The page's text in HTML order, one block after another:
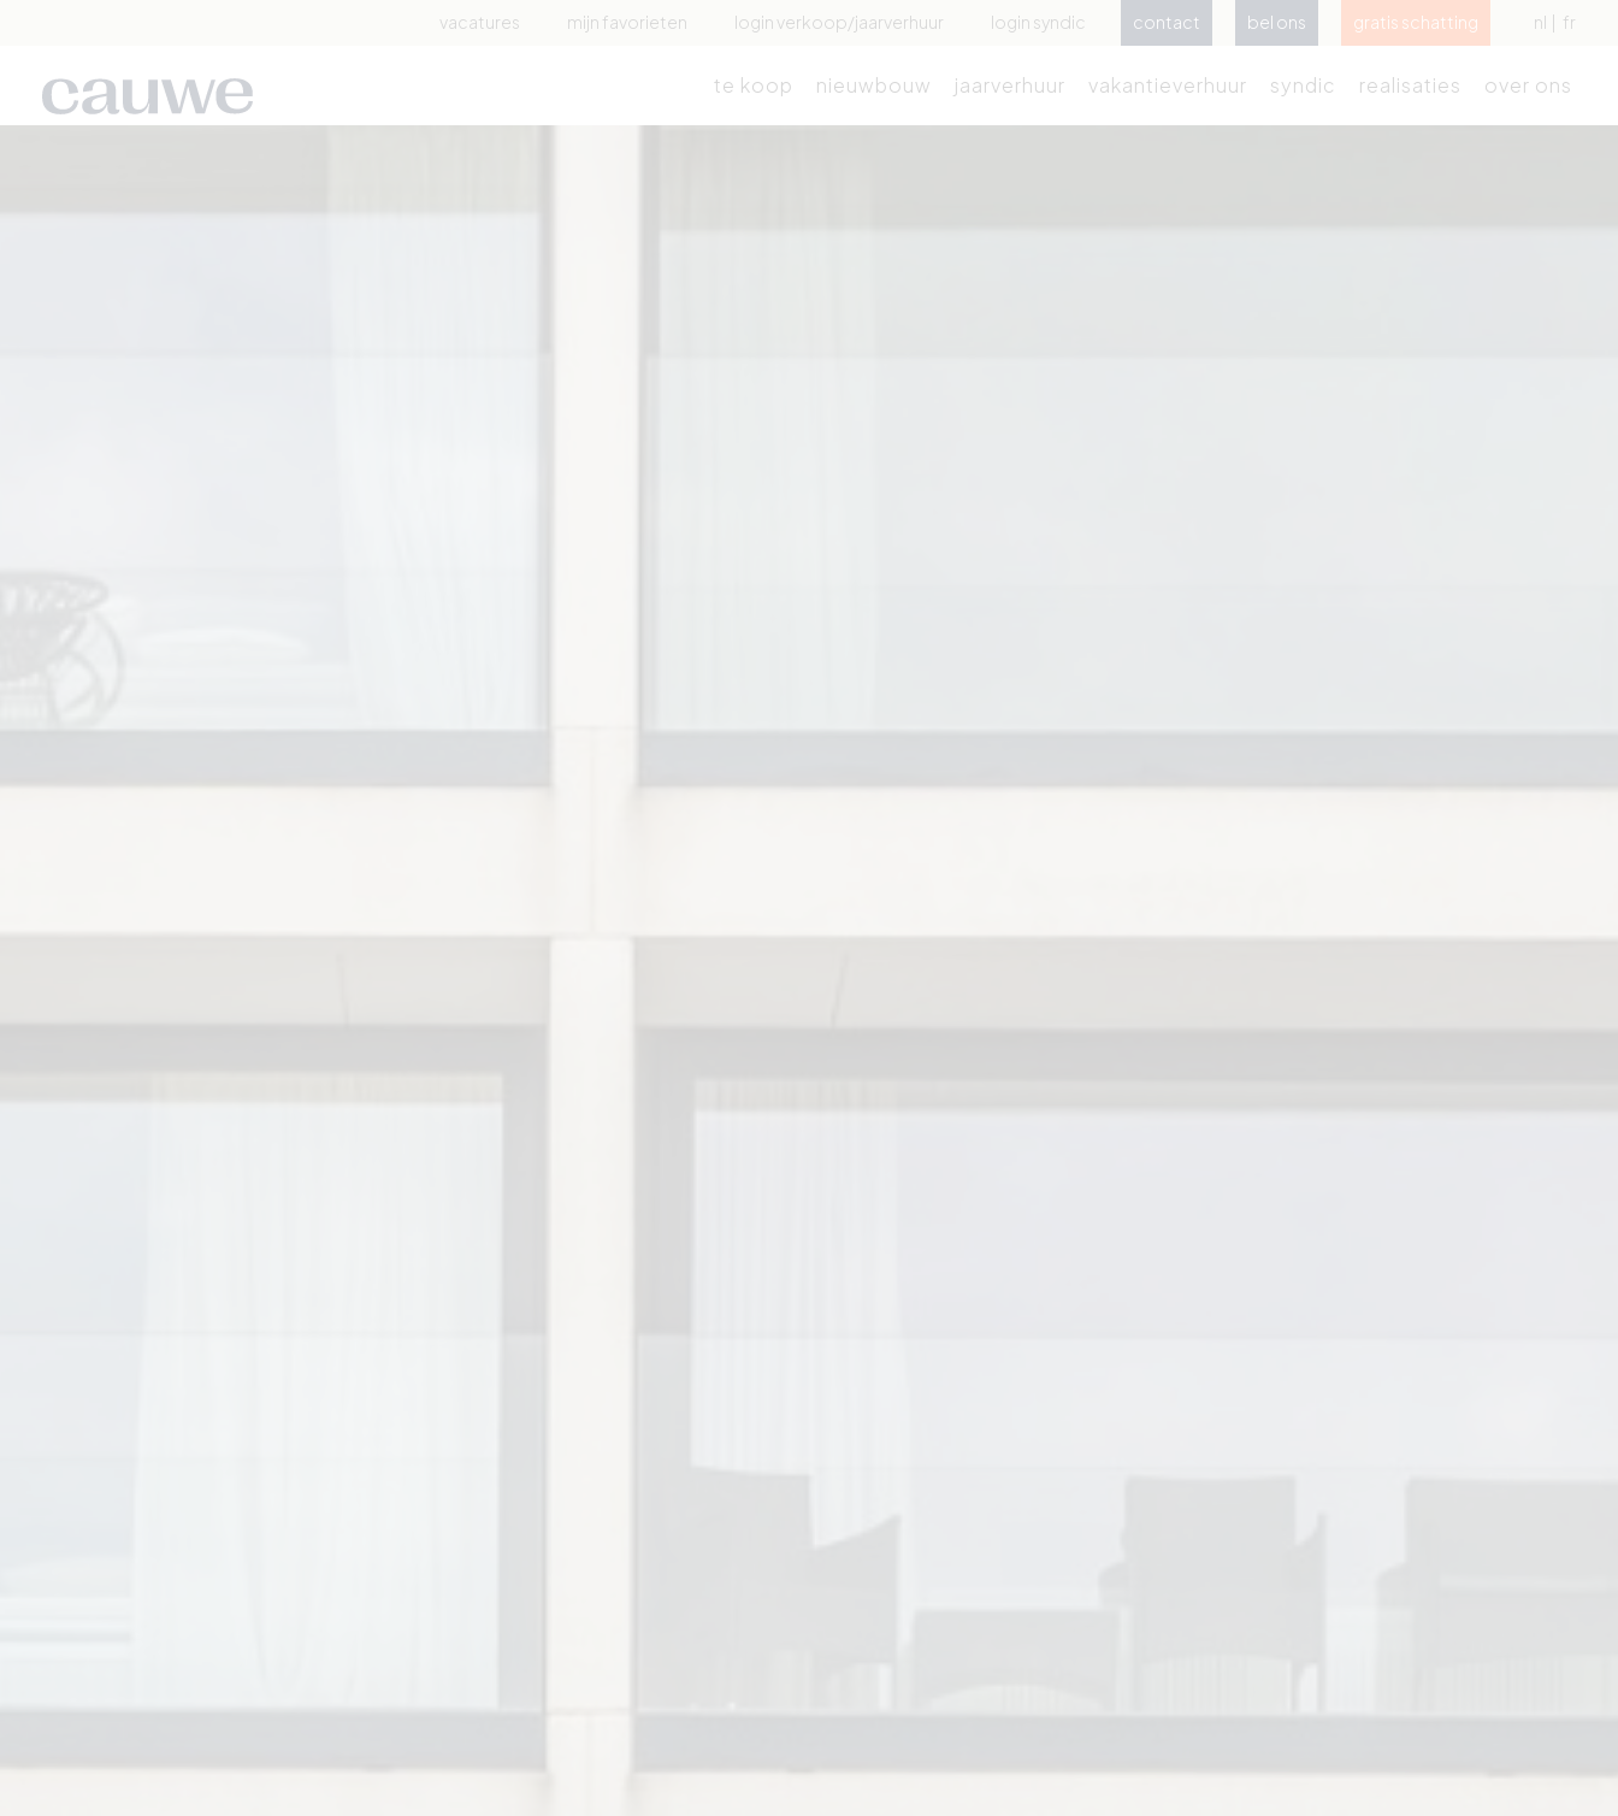
vacatures mijn favorieten login verkoop/jaarverhuur login syndic contact bel ons gratis schatting nl fr
te koop nieuwbouw jaarverhuur vakantieverhuur syndic realisaties over ons